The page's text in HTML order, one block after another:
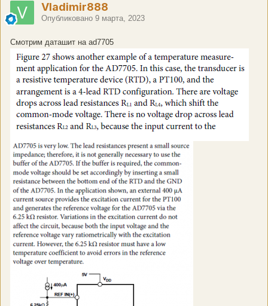
Vladimir888
Опубликовано 9 марта, 2023
Смотрим даташит на ad7705